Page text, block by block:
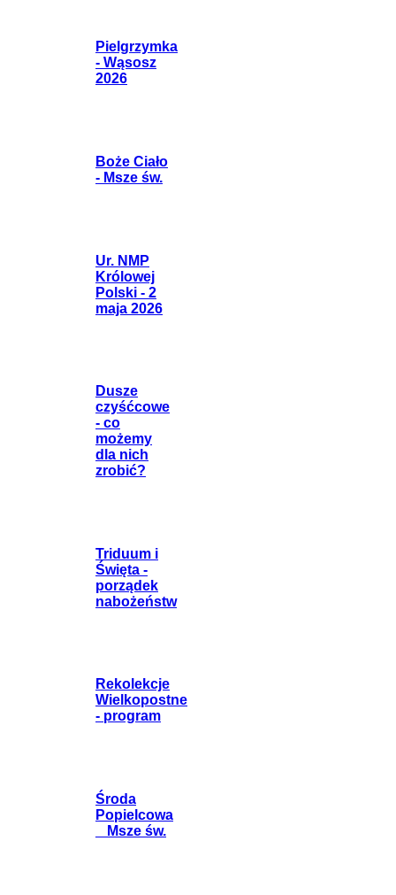
Pielgrzymka
- Wąsosz
2026
Boże Ciało
- Msze św.
Ur. NMP
Królowej
Polski - 2
maja 2026
Dusze
czyśćcowe
- co
możemy
dla nich
zrobić?
Triduum i
Święta -
porządek
nabożeństw
Rekolekcje
Wielkopostne
- program
Środa
Popielcowa
_ Msze św.